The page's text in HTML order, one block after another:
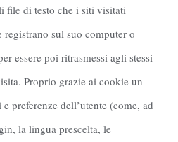
file di testo che i siti visitati
registrano sul suo computer o
essere poi ritrasmessi agli stessi
Proprio grazie ai cookie un
preferenze dell’utente (come, ad
la lingua prescelta, le